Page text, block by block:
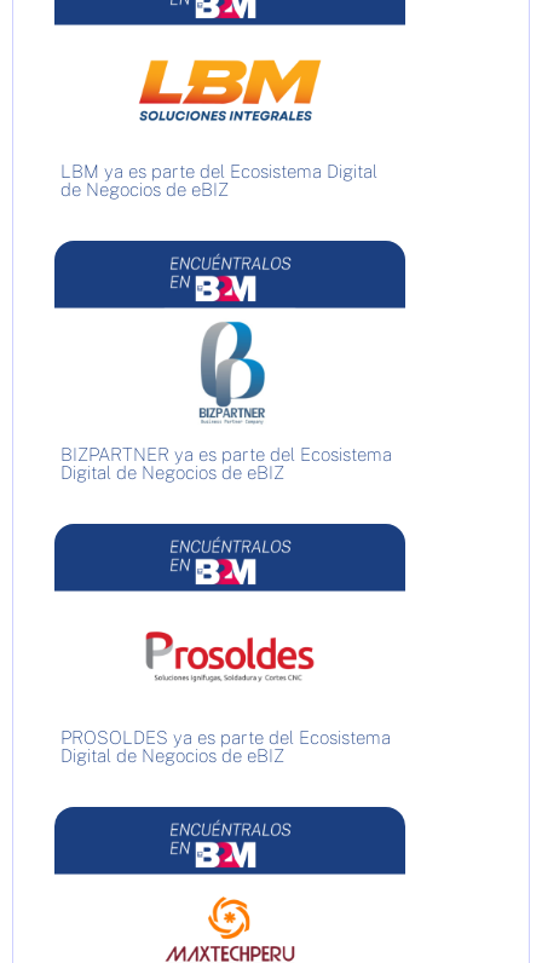
LBM ya es parte del Ecosistema Digital
de Negocios de eBIZ
BIZPARTNER ya es parte del Ecosistema
Digital de Negocios de eBIZ
PROSOLDES ya es parte del Ecosistema
Digital de Negocios de eBIZ